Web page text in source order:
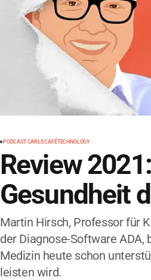
PODCAST CARLS CAFÉTECHNOLOGY
Review
Gesundheit
Martin Hirsch, Professor für
der Diagnose-Software
Medizin heute schon
leisten wird.